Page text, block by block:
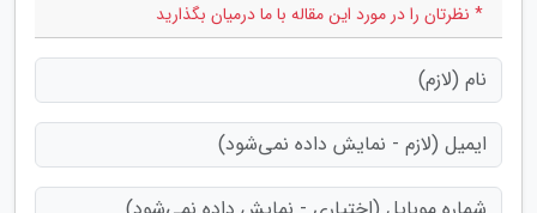
* نظرتان را در مورد این مقاله با ما درمیان بگذارید